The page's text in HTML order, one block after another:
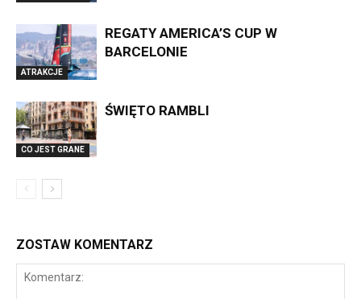
ATRAKCJE
REGATY AMERICA’S CUP W
BARCELONIE
CO JEST GRANE
ŚWIĘTO RAMBLI
ZOSTAW KOMENTARZ